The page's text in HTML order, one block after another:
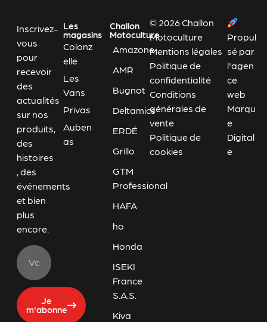
Inscrivez-
vous
pour
recevoir
des
actualités
sur nos
produits,
des
histoires
, des
événements
et bien
plus
encore.
Je
m'abonne
Les
magasins
Colonz
elle
Les
Vans
Privas
Auben
as
Challon
Motoculture
Amazone
AMR
Bugnot
Deltamics
ERDÉ
Grillo
GTM
Professional
HAFA
ho
Honda
ISEKI
France
S.A.S.
Kiva
© 2026 Challon
Motoculture
Mentions légales
Politique de
confidentialité
Conditions
générales de
vente
Politique de
cookies
Propul
sé par
l'agen
ce
web
Marqu
e
Digital
e